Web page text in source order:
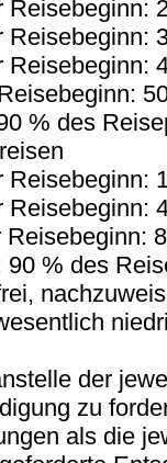
Reisebeginn:
Reisebeginn:
Reisebeginn:
% des
Reisebeginn:
Reisebeginn:
% des
der
zu
als die